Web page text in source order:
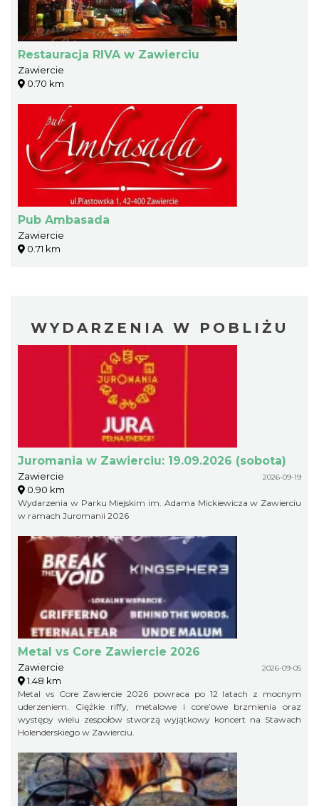
Restauracja RIVA w Zawierciu
Zawiercie
0.70 km
Pub Ambasada
Zawiercie
0.71 km
WYDARZENIA W POBLIŻU
Juromania w Zawierciu: 19.09.2026 (sobota)
Zawiercie 2026-09-19
0.90 km
Wydarzenia w Parku Miejskim im. Adama Mickiewicza w Zawierciu
w ramach Juromanii 2026
Metal vs Core Zawiercie 2026
Zawiercie 2026-09-05
1.48 km
Metal vs Core Zawiercie 2026 powraca po 12 latach z mocnym
uderzeniem. Ciężkie riffy, metalowe i core’owe brzmienia oraz
występy wielu zespołów stworzą wyjątkowy koncert na Stawach
Holenderskiego w Zawierciu.